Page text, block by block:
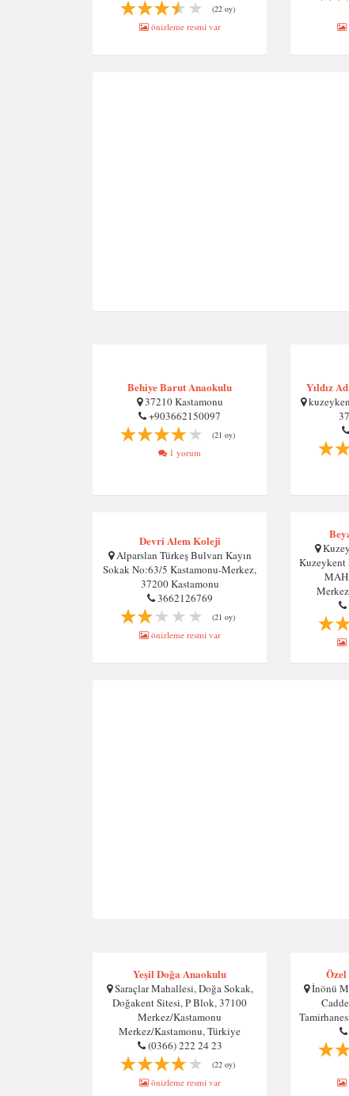
(22 oy)
önizleme resmi var
Behiye Barut Anaokulu
37210 Kastamonu
+903662150097
(21 oy)
1 yorum
Yıldız
Devri Alem Koleji
Alparslan Türkeş Bulvarı Kayın
Sokak No:63/5 Kastamonu-Merkez,
37200 Kastamonu
3662126769
(21 oy)
önizleme resmi var
Yeşil Doğa Anaokulu
Saraçlar Mahallesi, Doğa Sokak,
Doğakent Sitesi, P Blok, 37100
Merkez/Kastamonu
Merkez/Kastamonu, Türkiye
(0366) 222 24 23
(22 oy)
önizleme resmi var
İnönü